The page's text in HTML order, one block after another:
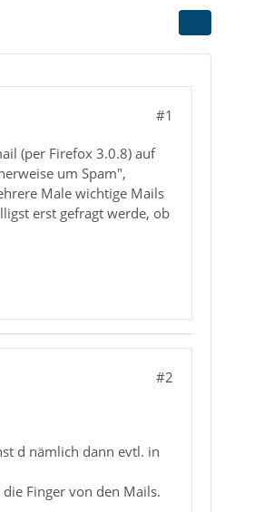
#1
(per Firefox 3.0.8) auf
um Spam",
Male wichtige Mails
erst gefragt werde, ob
#2
d nämlich dann evtl. in
Finger von den Mails.